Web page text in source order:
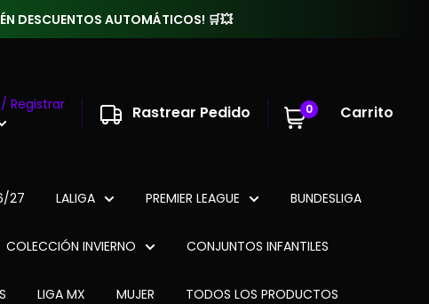
DESCUENTOS AUTOMÁTICOS! 🛒💥
Registrar Rastrear Pedido 0 Carrito
27 LALIGA PREMIER LEAGUE BUNDESLIGA
COLECCIÓN INVIERNO CONJUNTOS INFANTILES
LIGA MX MUJER TODOS LOS PRODUCTOS